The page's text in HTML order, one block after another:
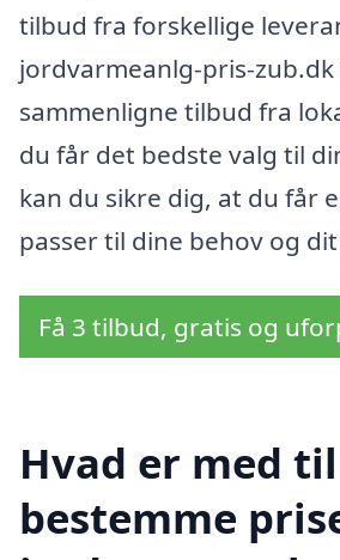
tilbud fra forskellige
jordvarmeanlg-pris-
sammenligne tilbud fra
du får det bedste valg til
kan du sikre dig, at du får
passer til dine behov og
Få 3 tilbud, gratis og
Hvad er med
bestemme